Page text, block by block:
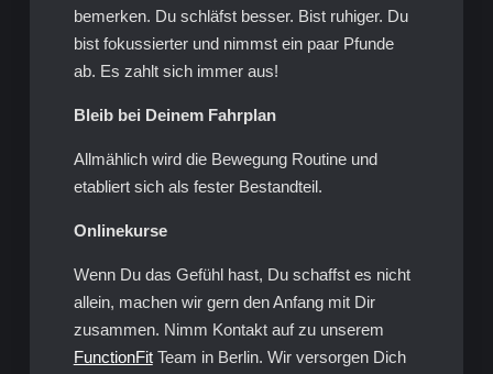
bemerken. Du schläfst besser. Bist ruhiger. Du
bist fokussierter und nimmst ein paar Pfunde
ab. Es zahlt sich immer aus!
Bleib bei Deinem Fahrplan
Allmählich wird die Bewegung Routine und
etabliert sich als fester Bestandteil.
Onlinekurse
Wenn Du das Gefühl hast, Du schaffst es nicht
allein, machen wir gern den Anfang mit Dir
zusammen. Nimm Kontakt auf zu unserem
FunctionFitTeam in Berlin. Wir versorgen Dich